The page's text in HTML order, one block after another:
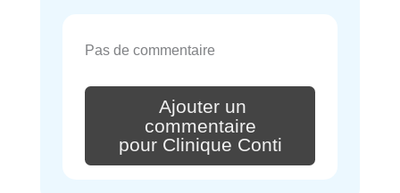
Pas de commentaire
Ajouter un
commentaire
pour Clinique Conti